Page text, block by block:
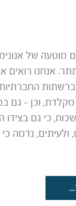
מוטעה של
אנחנו רואים
ברשתות
וכן – גם
כי גם
נדמה כי